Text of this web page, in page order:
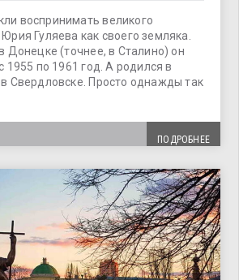
воспринимать великого
Гуляева как своего земляка.
Донецке (точнее, в Сталино) он
1955 по 1961 год. А родился в
Свердловске. Просто однажды так
ПОДРОБНЕЕ